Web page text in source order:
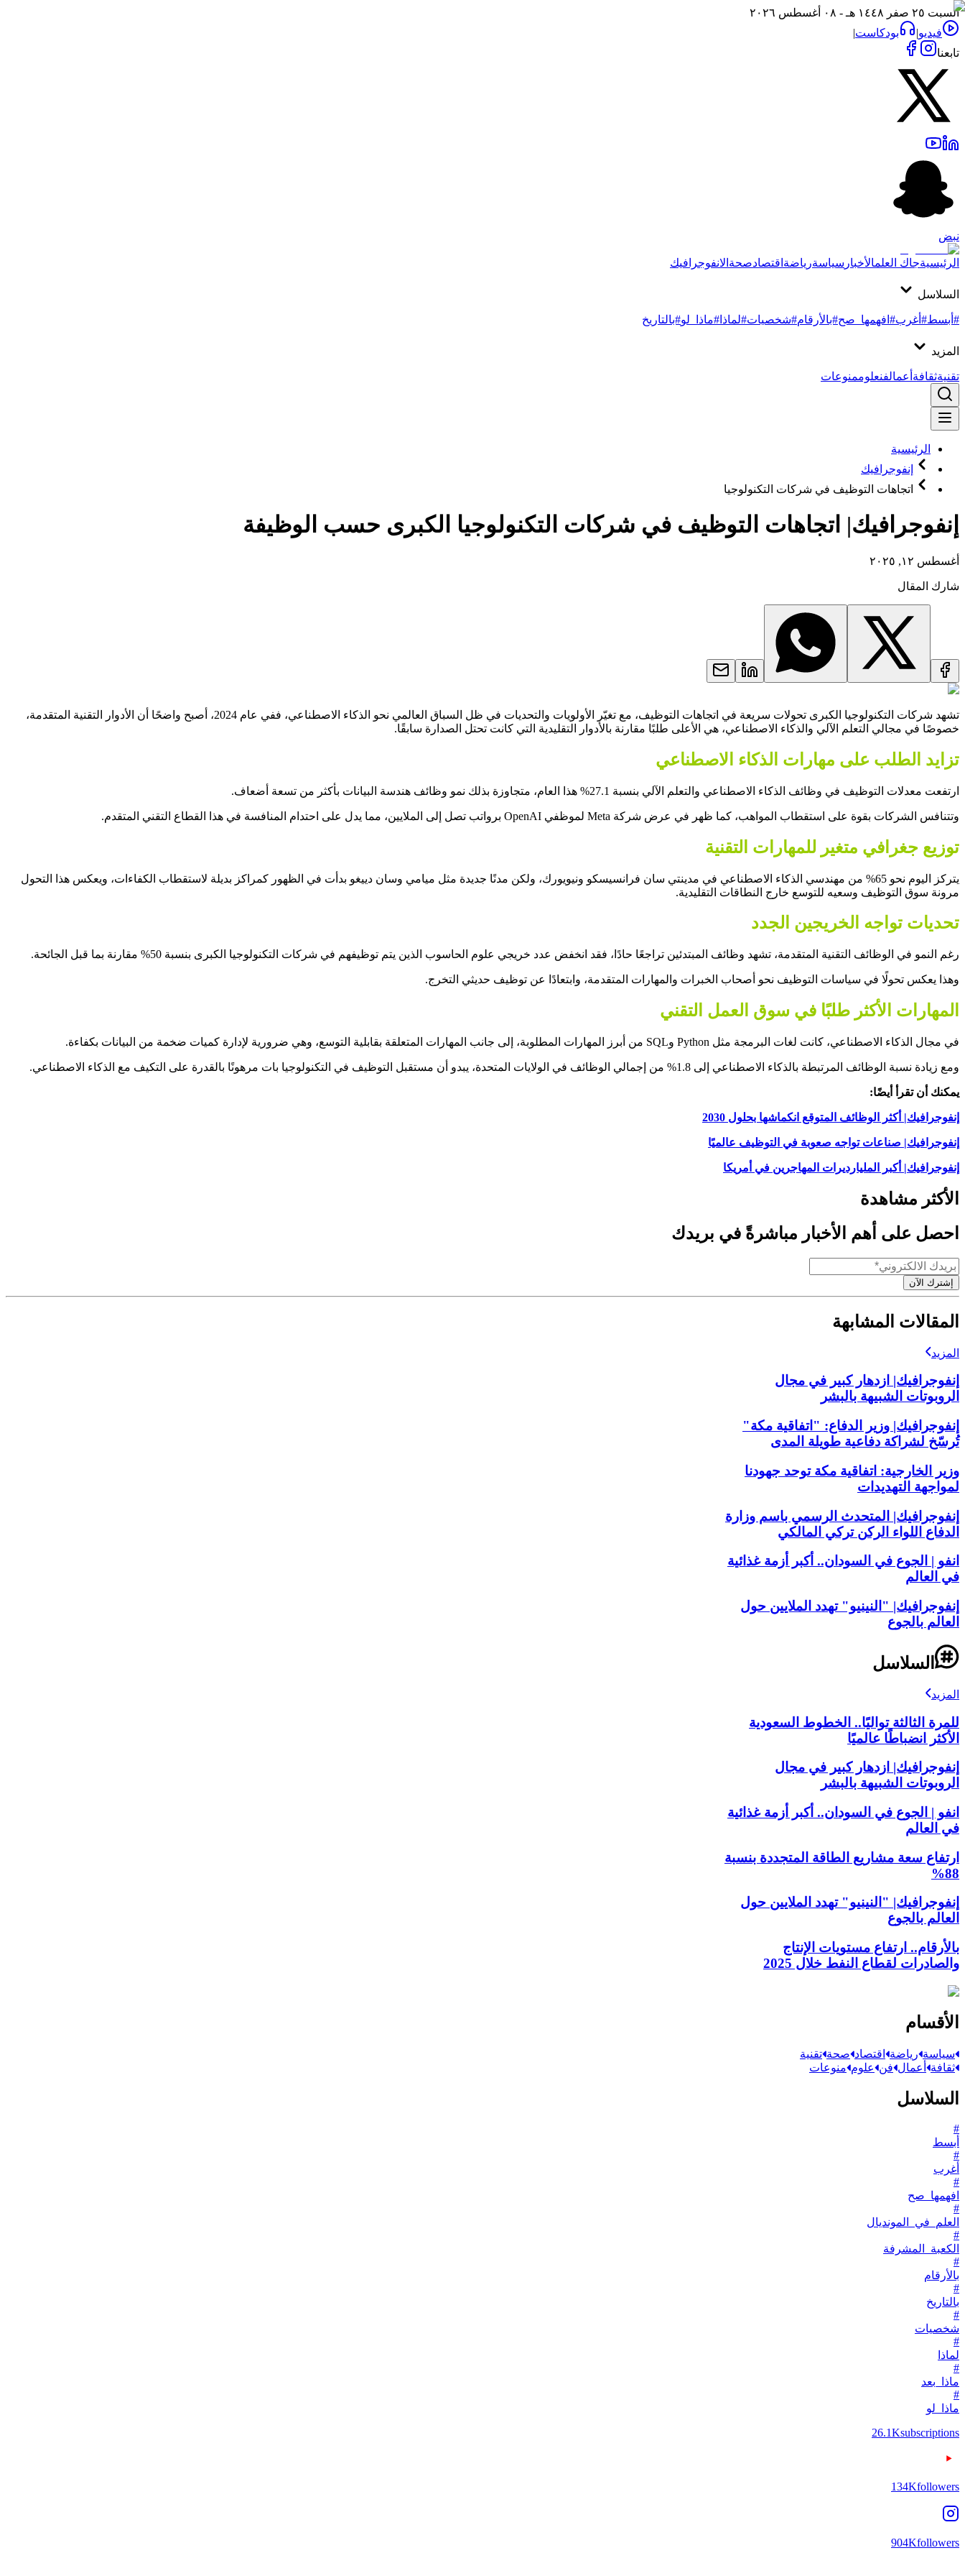
السبت ٢٥ صفر ١٤٤٨ هـ - ٠٨ أغسطس ٢٠٢٦
فيديو| بودكاست|
تابعنا
نبض
الرئيسيةجاك العلمالأخبار سياسةرياضة اقتصادصحة الانفوجرافيك
السلاسل
#أبسط#أغرب#افهمها_صح#بالأرقام#شخصيات#لماذا #ماذا_لو#بالتاريخ
المزيد
تقنيةثقافة أعمالفنعلوممنوعات
الرئيسية
إنفوجرافيك
اتجاهات التوظيف في شركات التكنولوجيا
إنفوجرافيك| اتجاهات التوظيف في شركات التكنولوجيا الكبرى حسب الوظيفة
أغسطس ١٢, ٢٠٢٥
شارك المقال
تشهد شركات التكنولوجيا الكبرى تحولات سريعة في اتجاهات التوظيف، مع تغيّر الأولويات والتحديات في ظل السباق العالمي نحو الذكاء الاصطناعي، ففي عام 2024، أصبح واضحًا أن الأدوار التقنية المتقدمة،
خصوصًا في مجالي التعلم الآلي والذكاء الاصطناعي، هي الأعلى طلبًا مقارنة بالأدوار التقليدية التي كانت تحتل الصدارة سابقًا.
تزايد الطلب على مهارات الذكاء الاصطناعي
ارتفعت معدلات التوظيف في وظائف الذكاء الاصطناعي والتعلم الآلي بنسبة 27.1% هذا العام، متجاوزة بذلك نمو وظائف هندسة البيانات بأكثر من تسعة أضعاف.
وتتنافس الشركات بقوة على استقطاب المواهب، كما ظهر في عرض شركة Meta لموظفي OpenAI برواتب تصل إلى الملايين، مما يدل على احتدام المنافسة في هذا القطاع التقني المتقدم.
توزيع جغرافي متغير للمهارات التقنية
يتركز اليوم نحو 65% من مهندسي الذكاء الاصطناعي في مدينتي سان فرانسيسكو ونيويورك، ولكن مدنًا جديدة مثل ميامي وسان دييغو بدأت في الظهور كمراكز بديلة لاستقطاب الكفاءات، ويعكس هذا التحول
مرونة سوق التوظيف وسعيه للتوسع خارج النطاقات التقليدية.
تحديات تواجه الخريجين الجدد
رغم النمو في الوظائف التقنية المتقدمة، تشهد وظائف المبتدئين تراجعًا حادًا، فقد انخفض عدد خريجي علوم الحاسوب الذين يتم توظيفهم في شركات التكنولوجيا الكبرى بنسبة 50% مقارنة بما قبل الجائحة.
وهذا يعكس تحولًا في سياسات التوظيف نحو أصحاب الخبرات والمهارات المتقدمة، وابتعادًا عن توظيف حديثي التخرج.
المهارات الأكثر طلبًا في سوق العمل التقني
في مجال الذكاء الاصطناعي، كانت لغات البرمجة مثل Python وSQL من أبرز المهارات المطلوبة، إلى جانب المهارات المتعلقة بقابلية التوسع، وهي ضرورية لإدارة كميات ضخمة من البيانات بكفاءة.
ومع زيادة نسبة الوظائف المرتبطة بالذكاء الاصطناعي إلى 1.8% من إجمالي الوظائف في الولايات المتحدة، يبدو أن مستقبل التوظيف في التكنولوجيا بات مرهونًا بالقدرة على التكيف مع الذكاء الاصطناعي.
يمكنك أن تقرأ أيضًا:
إنفوجرافيك| أكثر الوظائف المتوقع انكماشها بحلول 2030
إنفوجرافيك| صناعات تواجه صعوبة في التوظيف عالميًا
إنفوجرافيك| أكبر المليارديرات المهاجرين في أمريكا
الأكثر مشاهدة
احصل على أهم الأخبار مباشرةً في بريدك
إشترك الآن
المقالات المشابهة
المزيد
إنفوجرافيك| ازدهار كبير في مجال
الروبوتات الشبيهة بالبشر
إنفوجرافيك| وزير الدفاع: "اتفاقية مكة"
تُرسّخ لشراكة دفاعية طويلة المدى
وزير الخارجية: اتفاقية مكة توحد جهودنا
لمواجهة التهديدات
إنفوجرافيك| المتحدث الرسمي باسم وزارة
الدفاع اللواء الركن تركي المالكي
انفو | الجوع في السودان.. أكبر أزمة غذائية
في العالم
إنفوجرافيك| "النينيو" تهدد الملايين حول
العالم بالجوع
السلاسل
المزيد
للمرة الثالثة تواليًا.. الخطوط السعودية
الأكثر انضباطًا عالميًا
إنفوجرافيك| ازدهار كبير في مجال
الروبوتات الشبيهة بالبشر
انفو | الجوع في السودان.. أكبر أزمة غذائية
في العالم
ارتفاع سعة مشاريع الطاقة المتجددة بنسبة
88%
إنفوجرافيك| "النينيو" تهدد الملايين حول
العالم بالجوع
بالأرقام.. ارتفاع مستويات الإنتاج
والصادرات لقطاع النفط خلال 2025
الأقسام
سياسة رياضة اقتصاد صحة تقنية
ثقافة
أعمال فن علوم منوعات
السلاسل
#
أبسط
#
أغرب
#
افهمها_صح
#
العلم_في_المونديال
#
الكعبة_المشرفة
#
بالأرقام
#
بالتاريخ
#
شخصيات
#
لماذا
#
ماذا_بعد
#
ماذا_لو
26.1Ksubscriptions
134Kfollowers
904Kfollowers